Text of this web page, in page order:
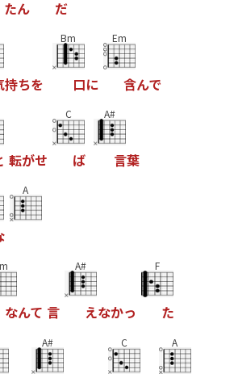
たん だ
持ちを
Bm
口に
Em
含んで
転がせ
C
ば
A#
言葉
A
なんて 言
A#
えなかっ
F
た
A# C A